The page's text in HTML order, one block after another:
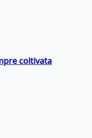
coltivata